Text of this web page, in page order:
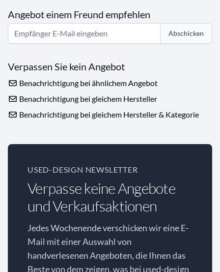
Angebot einem Freund empfehlen
Abschicken
Verpassen Sie kein Angebot
Benachrichtigung bei ähnlichem Angebot
Benachrichtigung bei gleichem Hersteller
Benachrichtigung bei gleichem Hersteller & Kategorie
USED-DESIGN NEWSLETTER
Verpasse keine Angebote
und Verkaufsaktionen
Jedes Wochenende verschicken wir eine E-
Mail mit einer Auswahl von
handverlesenen Angeboten, die Ihnen das
Beste von dem zeigen, was bei used-design